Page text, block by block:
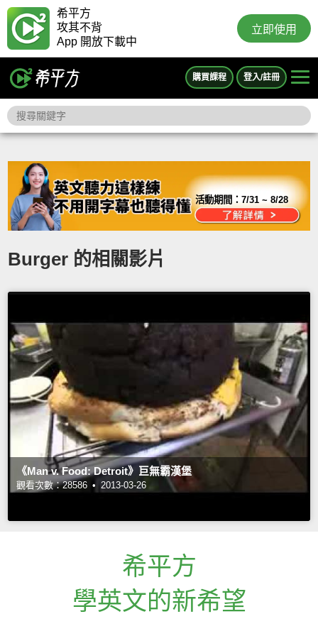
希平方
攻其不背
App 開放下載中
立即使用
購買課程 登入/註冊
活動期間：7/31 ~ 8/28
Burger 的相關影片
《Man v. Food: Detroit》巨無霸漢堡
觀看次數：28586 • 2013-03-26
希平方
學英文的新希望